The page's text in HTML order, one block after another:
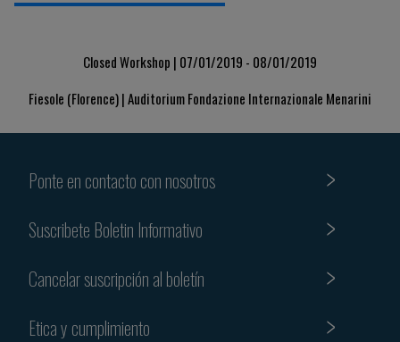
Closed Workshop | 07/01/2019 - 08/01/2019
Fiesole (Florence) | Auditorium Fondazione Internazionale Menarini
Ponte en contacto con nosotros
Suscribete Boletin Informativo
Cancelar suscripción al boletín
Etica y cumplimiento